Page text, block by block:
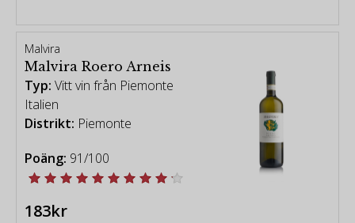
Malvira
Malvira Roero Arneis
Typ: Vitt vin från Piemonte
Italien
Distrikt: Piemonte
Poäng: 91/100
183kr